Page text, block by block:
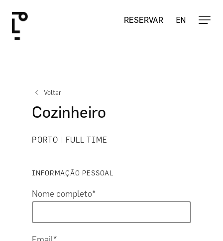
para
Fecha
RESERVAR EN
Voltar
Cozinheiro
PORTO | FULL TIME
INFORMAÇÃO PESSOAL
Nome completo*